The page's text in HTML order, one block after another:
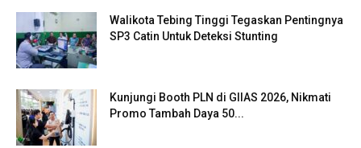
Walikota Tebing Tinggi Tegaskan Pentingnya
SP3 Catin Untuk Deteksi Stunting
Kunjungi Booth PLN di GIIAS 2026, Nikmati
Promo Tambah Daya 50...